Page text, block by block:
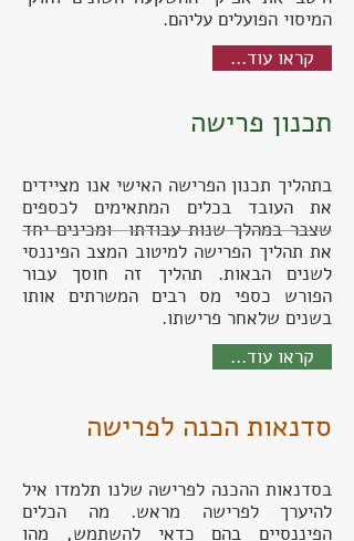
המיסוי הפועלים עליהם.
...קראו עוד
תכנון פרישה
בתהליך תכנון הפרישה האישי אנו מציידים
את העובד בכלים המתאימים לכספים
שצבר במהלך שנות עבודתו ומכינים יחד
את תהליך הפרישה למיטוב המצב הפיננסי
לשנים הבאות. תהליך זה חוסך עבור
הפורש כספי מס רבים המשרתים אותו
בשנים שלאחר פרישתו.
...קראו עוד
סדנאות הכנה לפרישה
בסדנאות ההכנה לפרישה שלנו תלמדו איל
להיערך לפרישה מראש. מה הכלים
הפיננסיים בהם כדאי להשתמש, מהו